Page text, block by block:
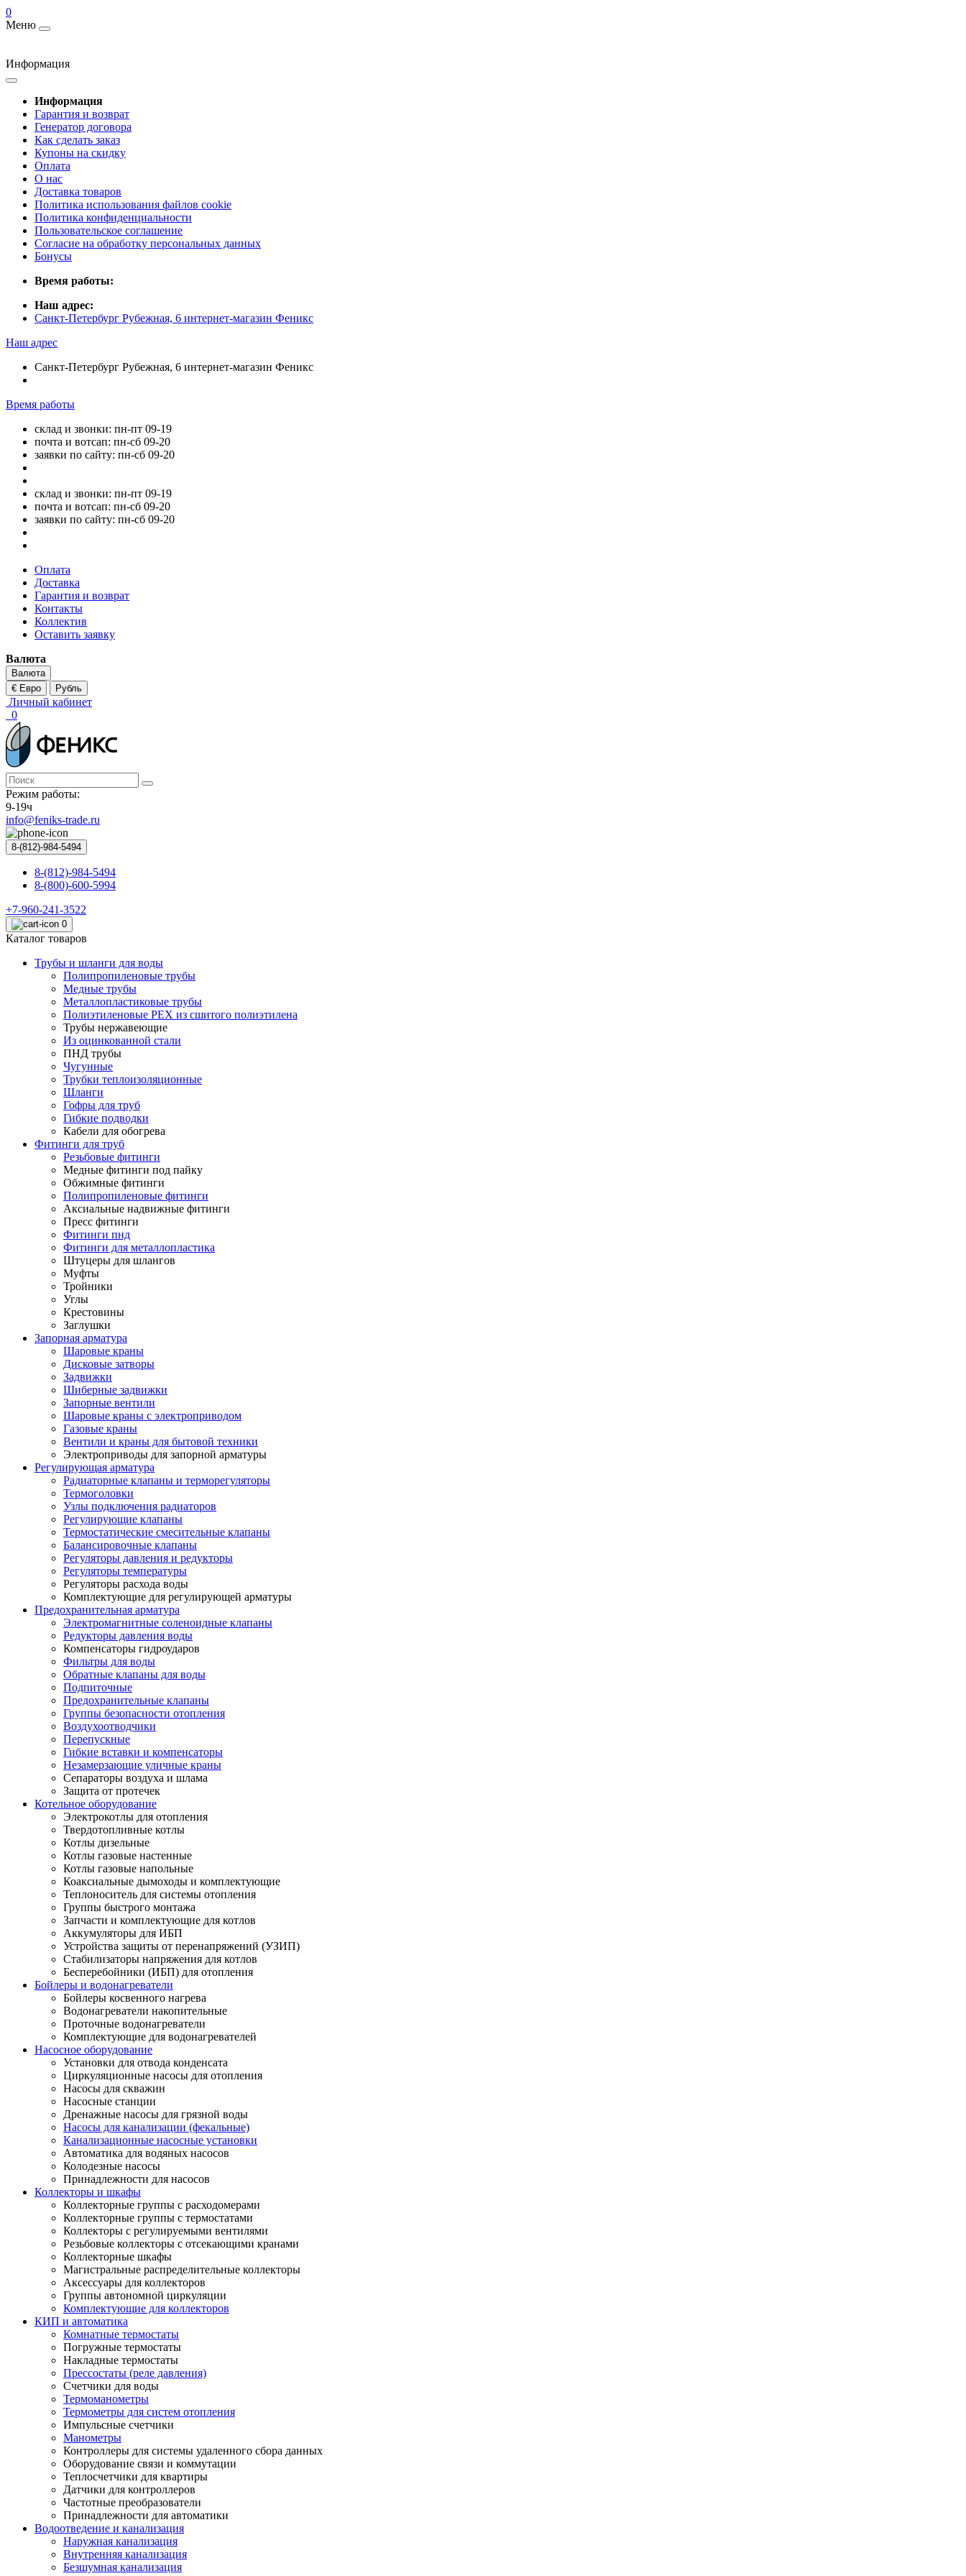
0
Меню
Информация
Информация
Гарантия и возврат
Генератор договора
Как сделать заказ
Купоны на скидку
Оплата
О нас
Доставка товаров
Политика использования файлов cookie
Политика конфиденциальности
Пользовательское соглашение
Согласие на обработку персональных данных
Бонусы
Время работы:
Наш адрес:
Санкт-Петербург Рубежная, 6 интернет-магазин Феникс
Наш адрес
Санкт-Петербург Рубежная, 6 интернет-магазин Феникс
Время работы
склад и звонки: пн-пт 09-19
почта и вотсап: пн-сб 09-20
заявки по сайту: пн-сб 09-20
склад и звонки: пн-пт 09-19
почта и вотсап: пн-сб 09-20
заявки по сайту: пн-сб 09-20
Оплата
Доставка
Гарантия и возврат
Контакты
Коллектив
Оставить заявку
Валюта
Валюта
€ Евро
Рубль
Личный кабинет
0
Режим работы:
9-19ч
info@feniks-trade.ru
8-(812)-984-5494
8-(812)-984-5494
8-(800)-600-5994
+7-960-241-3522
0
Каталог товаров
Трубы и шланги для воды
Полипропиленовые трубы
Медные трубы
Металлопластиковые трубы
Полиэтиленовые PEX из сшитого полиэтилена
Трубы нержавеющие
Из оцинкованной стали
ПНД трубы
Чугунные
Трубки теплоизоляционные
Шланги
Гофры для труб
Гибкие подводки
Кабели для обогрева
Фитинги для труб
Резьбовые фитинги
Медные фитинги под пайку
Обжимные фитинги
Полипропиленовые фитинги
Аксиальные надвижные фитинги
Пресс фитинги
Фитинги пнд
Фитинги для металлопластика
Штуцеры для шлангов
Муфты
Тройники
Углы
Крестовины
Заглушки
Запорная арматура
Шаровые краны
Дисковые затворы
Задвижки
Шиберные задвижки
Запорные вентили
Шаровые краны с электроприводом
Газовые краны
Вентили и краны для бытовой техники
Электроприводы для запорной арматуры
Регулирующая арматура
Радиаторные клапаны и терморегуляторы
Термоголовки
Узлы подключения радиаторов
Регулирующие клапаны
Термостатические смесительные клапаны
Балансировочные клапаны
Регуляторы давления и редукторы
Регуляторы температуры
Регуляторы расхода воды
Комплектующие для регулирующей арматуры
Предохранительная арматура
Электромагнитные соленоидные клапаны
Редукторы давления воды
Компенсаторы гидроударов
Фильтры для воды
Обратные клапаны для воды
Подпиточные
Предохранительные клапаны
Группы безопасности отопления
Воздухоотводчики
Перепускные
Гибкие вставки и компенсаторы
Незамерзающие уличные краны
Сепараторы воздуха и шлама
Защита от протечек
Котельное оборудование
Электрокотлы для отопления
Твердотопливные котлы
Котлы дизельные
Котлы газовые настенные
Котлы газовые напольные
Коаксиальные дымоходы и комплектующие
Теплоноситель для системы отопления
Группы быстрого монтажа
Запчасти и комплектующие для котлов
Аккумуляторы для ИБП
Устройства защиты от перенапряжений (УЗИП)
Стабилизаторы напряжения для котлов
Бесперебойники (ИБП) для отопления
Бойлеры и водонагреватели
Бойлеры косвенного нагрева
Водонагреватели накопительные
Проточные водонагреватели
Комплектующие для водонагревателей
Насосное оборудование
Установки для отвода конденсата
Циркуляционные насосы для отопления
Насосы для скважин
Насосные станции
Дренажные насосы для грязной воды
Насосы для канализации (фекальные)
Канализационные насосные установки
Автоматика для водяных насосов
Колодезные насосы
Принадлежности для насосов
Коллекторы и шкафы
Коллекторные группы с расходомерами
Коллекторные группы с термостатами
Коллекторы с регулируемыми вентилями
Резьбовые коллекторы с отсекающими кранами
Коллекторные шкафы
Магистральные распределительные коллекторы
Аксессуары для коллекторов
Группы автономной циркуляции
Комплектующие для коллекторов
КИП и автоматика
Комнатные термостаты
Погружные термостаты
Накладные термостаты
Прессостаты (реле давления)
Счетчики для воды
Термоманометры
Термометры для систем отопления
Импульсные счетчики
Манометры
Контроллеры для системы удаленного сбора данных
Оборудование связи и коммутации
Теплосчетчики для квартиры
Датчики для контроллеров
Частотные преобразователи
Принадлежности для автоматики
Водоотведение и канализация
Наружная канализация
Внутренняя канализация
Безшумная канализация